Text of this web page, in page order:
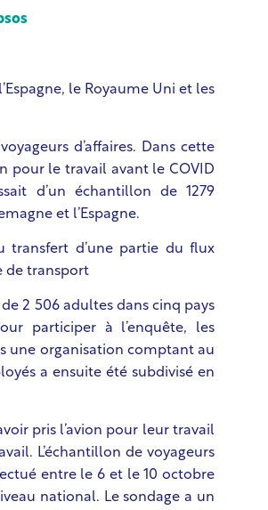
le Royaume Uni et les
d’affaires. Dans cette
pour le travail avant le COVID
d’un échantillon de 1279
et l’Espagne.
transfert d’une partie du flux
de transport
2 506 adultes dans cinq pays
participer à l’enquête, les
une organisation comptant au
a ensuite été subdivisé en
pris l’avion pour leur travail
L’échantillon de voyageurs
entre le 6 et le 10 octobre
national. Le sondage a un